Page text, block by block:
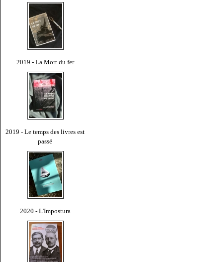
2019 - La Mort du fer
2019 - Le temps des livres est
passé
2020 - L'Impostura